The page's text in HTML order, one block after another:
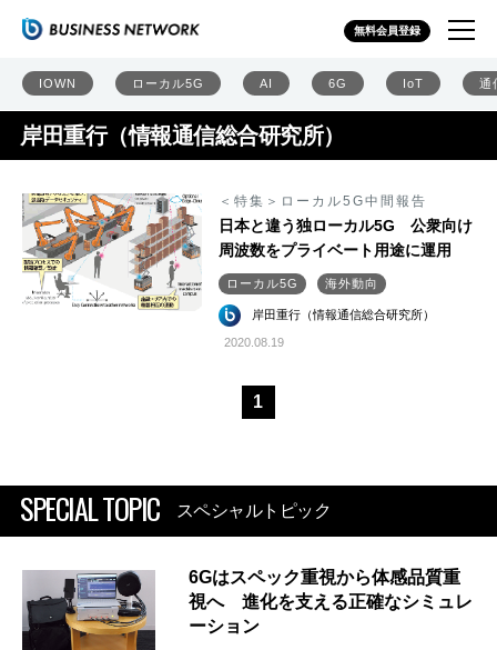
無料会員登録
IOWN ローカル5G AI 6G IoT 通
岸田重行（情報通信総合研究所）
＜特集＞ローカル5G中間報告
日本と違う独ローカル5G 公衆向け
周波数をプライベート用途に運用
ローカル5G 海外動向
岸田重行（情報通信総合研究所）
2020.08.19
1
SPECIAL TOPIC スペシャルトピック
6Gはスペック重視から体感品質重
視へ 進化を支える正確なシミュレ
ーション